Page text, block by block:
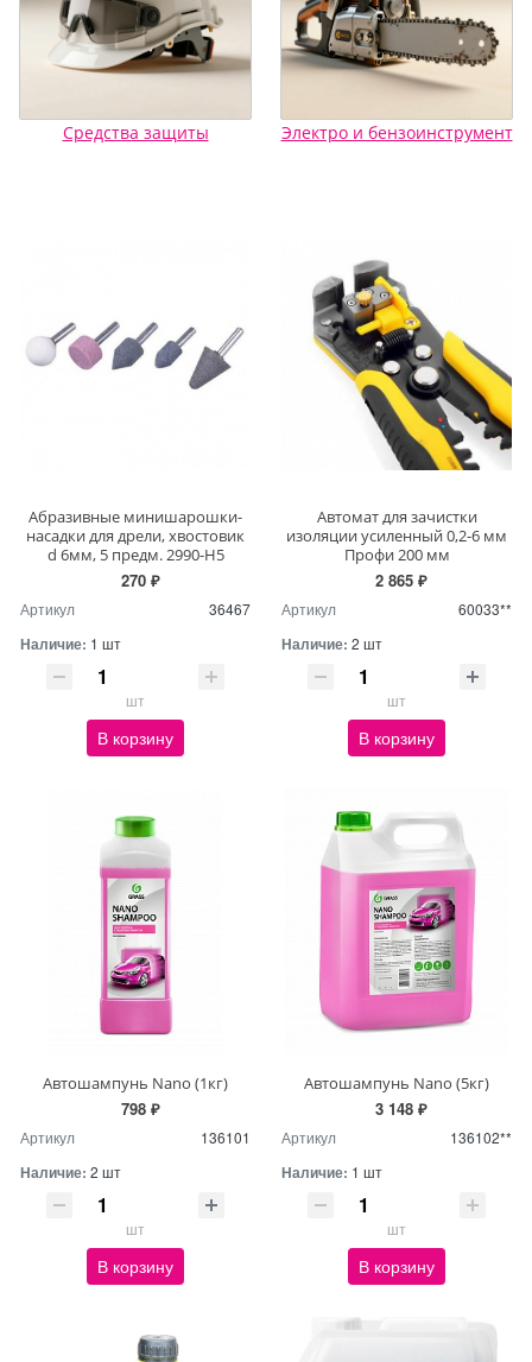
Средства защиты Электро и бензоинструмент
Абразивные минишарошки-
насадки для дрели, хвостовик
d 6мм, 5 предм. 2990-H5
270 ₽
Артикул 36467
Наличие: 1 шт
шт
В корзину
Автомат для зачистки
изоляции усиленный 0,2-6 мм
Профи 200 мм
2 865 ₽
Артикул 60033**
Наличие: 2 шт
шт
В корзину
Автошампунь Nano (1кг)
798 ₽
Артикул 136101
Наличие: 2 шт
шт
В корзину
Автошампунь Nano (5кг)
3 148 ₽
Артикул 136102**
Наличие: 1 шт
шт
В корзину